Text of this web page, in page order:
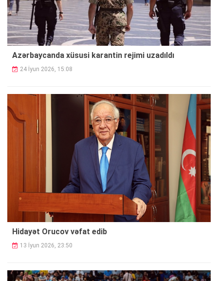
Azərbaycanda xüsusi karantin rejimi uzadıldı
24 İyun 2026, 15:08
Hidayət Orucov vəfat edib
13 İyun 2026, 23:50